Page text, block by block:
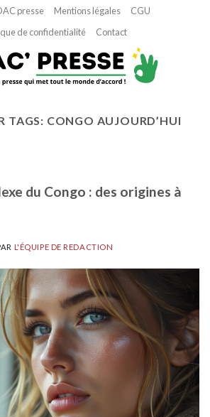
presse Mentions légales
CGU
de confidentialité
Contact
TAGS: CONGO AUJOURD’HUI
du Congo : des origines à
L'ÉQUIPE DE REDACTION